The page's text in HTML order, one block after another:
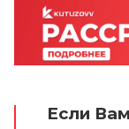
Если